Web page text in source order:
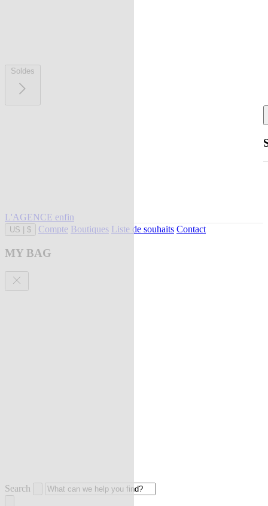
Soldes
L'AGENCE enfin
US $ Compte Boutiques Liste de souhaits Contact
MY BAG
Search